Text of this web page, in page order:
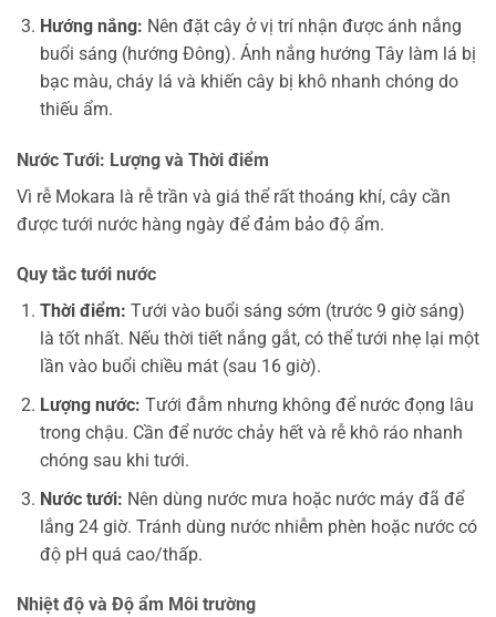
Hướng nắng: Nên đặt cây ở vị trí nhận được ánh nắng
buổi sáng (hướng Đông). Ánh nắng hướng Tây làm lá bị
bạc màu, cháy lá và khiến cây bị khô nhanh chóng do
thiếu ẩm.
Nước Tưới: Lượng và Thời điểm
Vì rễ Mokara là rễ trần và giá thể rất thoáng khí, cây cần
được tưới nước hàng ngày để đảm bảo độ ẩm.
Quy tắc tưới nước
Thời điểm: Tưới vào buổi sáng sớm (trước 9 giờ sáng)
là tốt nhất. Nếu thời tiết nắng gắt, có thể tưới nhẹ lại một
lần vào buổi chiều mát (sau 16 giờ).
Lượng nước: Tưới đẫm nhưng không để nước đọng lâu
trong chậu. Cần để nước chảy hết và rễ khô ráo nhanh
chóng sau khi tưới.
Nước tưới: Nên dùng nước mưa hoặc nước máy đã để
lắng 24 giờ. Tránh dùng nước nhiễm phèn hoặc nước có
độ pH quá cao/thấp.
Nhiệt độ và Độ ẩm Môi trường